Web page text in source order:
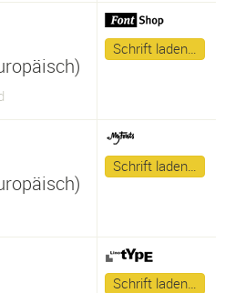
Schrift laden…
Schrift laden…
Schrift laden…